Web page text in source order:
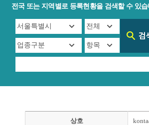
전국 또는 지역별로 등록현황을 검색할 수 있습
상호